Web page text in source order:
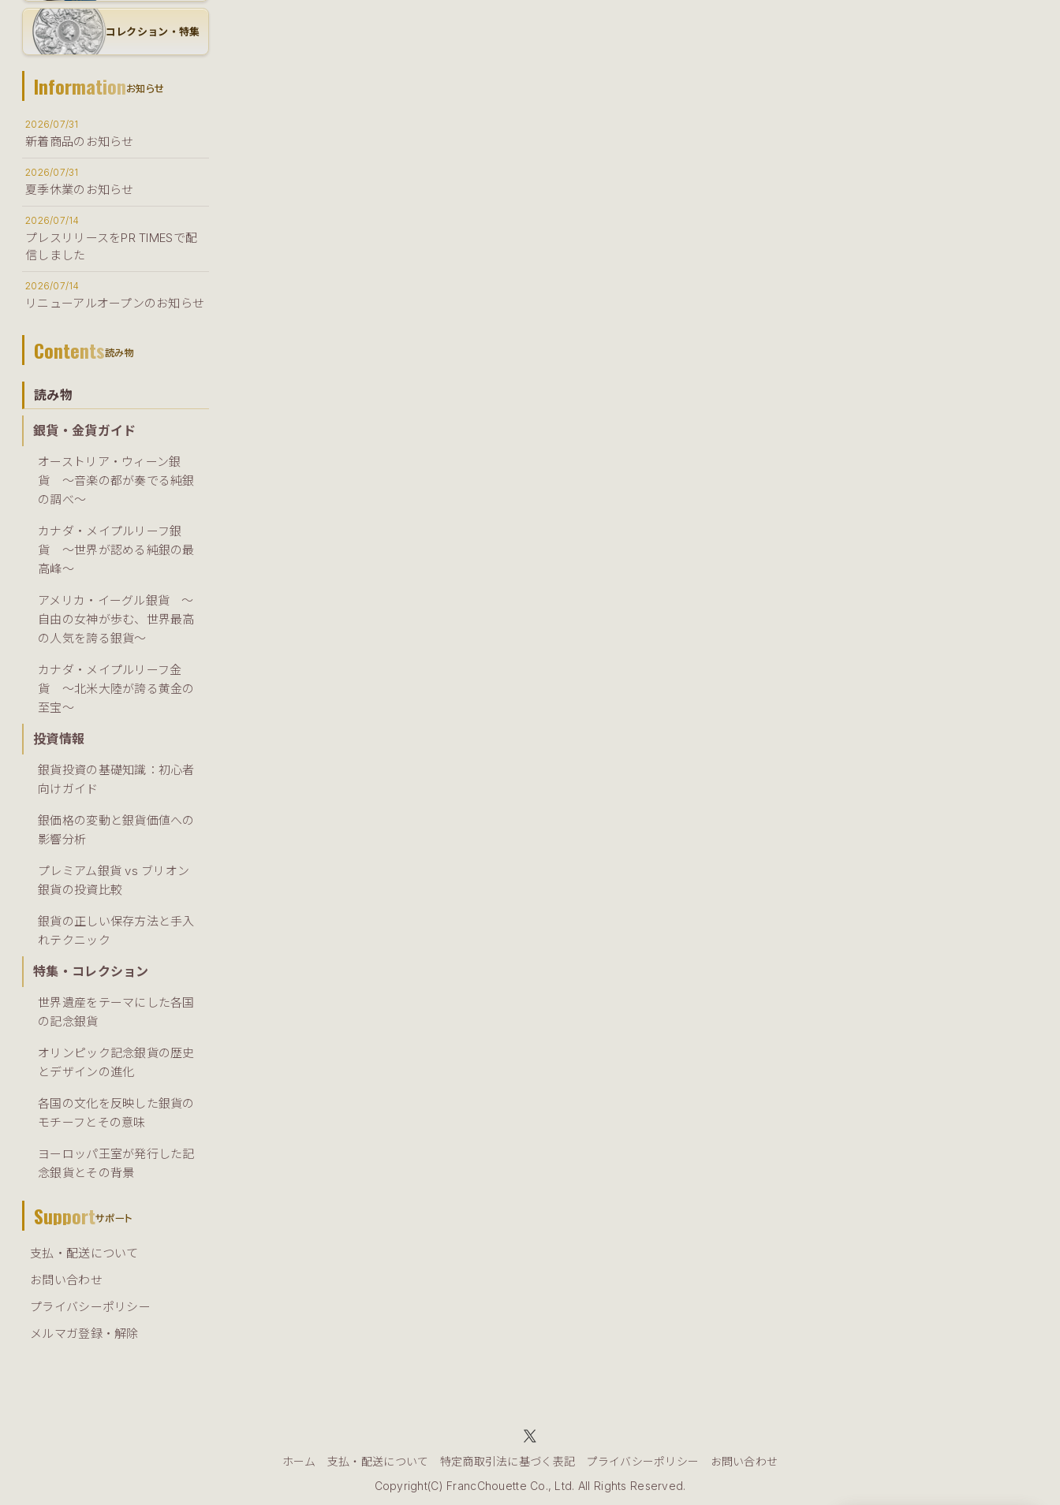
コレクション・特集
Informationお知らせ
2026/07/31
新着商品のお知らせ
2026/07/31
夏季休業のお知らせ
2026/07/14
プレスリリースをPR TIMESで配
信しました
2026/07/14
リニューアルオープンのお知らせ
Contents読み物
読み物
銀貨・金貨ガイド
オーストリア・ウィーン銀
貨 ～音楽の都が奏でる純銀
の調べ～
カナダ・メイプルリーフ銀
貨 ～世界が認める純銀の最
高峰～
アメリカ・イーグル銀貨 ～
自由の女神が歩む、世界最高
の人気を誇る銀貨～
カナダ・メイプルリーフ金
貨 ～北米大陸が誇る黄金の
至宝～
投資情報
銀貨投資の基礎知識：初心者
向けガイド
銀価格の変動と銀貨価値への
影響分析
プレミアム銀貨 vs ブリオン
銀貨の投資比較
銀貨の正しい保存方法と手入
れテクニック
特集・コレクション
世界遺産をテーマにした各国
の記念銀貨
オリンピック記念銀貨の歴史
とデザインの進化
各国の文化を反映した銀貨の
モチーフとその意味
ヨーロッパ王室が発行した記
念銀貨とその背景
Supportサポート
支払・配送について
お問い合わせ
プライバシーポリシー
メルマガ登録・解除
ホーム 支払・配送について 特定商取引法に基づく表記 プライバシーポリシー
お問い合わせ
Copyright(C) FrancChouette Co., Ltd. All Rights Reserved.